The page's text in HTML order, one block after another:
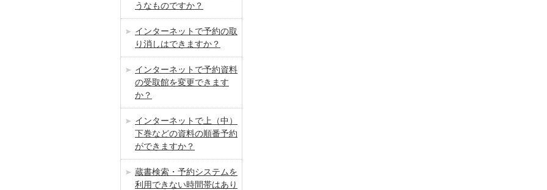
うなものですか？
インターネットで予約の取
り消しはできますか？
インターネットで予約資料
の受取館を変更できます
か？
インターネットで上（中）
下巻などの資料の順番予約
ができますか？
蔵書検索・予約システムを
利用できない時間帯はあり